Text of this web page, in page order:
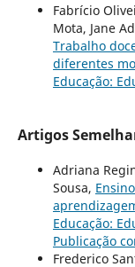
Fabrício
Mota, Jane
Trabalho
diferentes
Educação:
Artigos
Adriana
Sousa,
Educação:
Publicação
Frederico